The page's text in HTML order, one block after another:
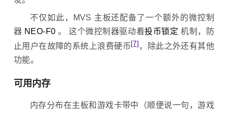
不仅如此，MVS 主板还配备了一个额外的微控制
器 NEO-F0 。 这个微控制器驱动着投币锁定 机制，防
止用户在故障的系统上浪费硬币 [7]，除此之外还有其他
功能。
可用内存
内存分布在主板和游戏卡带中（顺便说一句，游戏